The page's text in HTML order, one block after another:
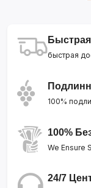
быстрая
100%
100%
We Ensure
24/7